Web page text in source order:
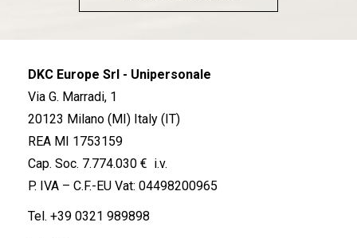
DKC Europe Srl - Unipersonale
Via G. Marradi, 1
20123 Milano (MI) Italy (IT)
REA MI 1753159
Cap. Soc. 7.774.030 € i.v.
P. IVA – C.F.-EU Vat: 04498200965
Tel. +39 0321 989898